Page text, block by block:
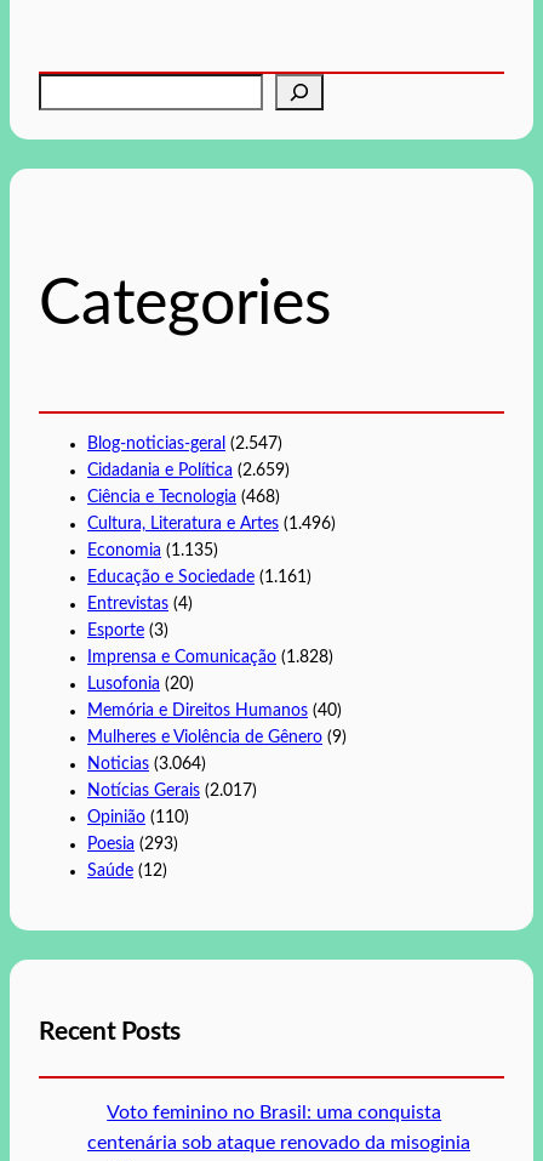
aCategories
Blog-noticias-geral (2.547)
Cidadania e Política (2.659)
Ciência e Tecnologia (468)
Cultura, Literatura e Artes (1.496)
Economia (1.135)
Educação e Sociedade (1.161)
Entrevistas (4)
Esporte (3)
Imprensa e Comunicação (1.828)
Lusofonia (20)
Memória e Direitos Humanos (40)
Mulheres e Violência de Gênero (9)
Noticias (3.064)
Notícias Gerais (2.017)
Opinião (110)
Poesia (293)
Saúde (12)
Recent Posts
Voto feminino no Brasil: uma conquista
centenária sob ataque renovado da misoginia